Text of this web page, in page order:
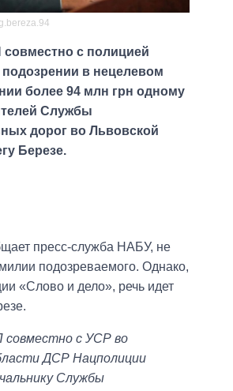
с полицией
в нецелевом
более 94 млн грн одному
Службы
дорог во Львовской
Березе.
пресс-служба НАБУ, не
подозреваемого. Однако,
«Слово и дело», речь идет
с УСР во
ДСР Нацполиции
Службы